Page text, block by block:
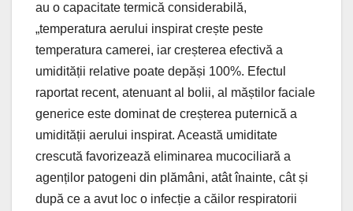
au o capacitate termică considerabilă,
„temperatura aerului inspirat crește peste
temperatura camerei, iar creșterea efectivă a
umidității relative poate depăși 100%. Efectul
raportat recent, atenuant al bolii, al măștilor faciale
generice este dominat de creșterea puternică a
umidității aerului inspirat. Această umiditate
crescută favorizează eliminarea mucociliară a
agenților patogeni din plămâni, atât înainte, cât și
după ce a avut loc o infecție a căilor respiratorii